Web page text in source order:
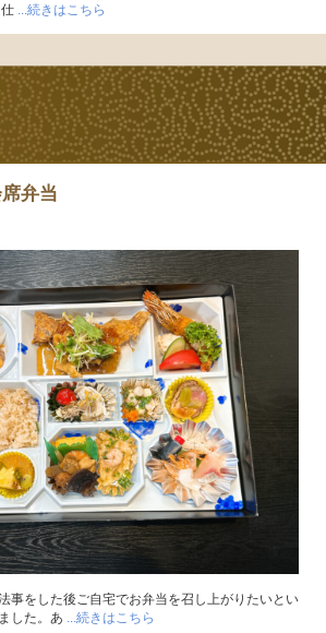
...続きはこちら
弁当
事をした後ご自宅でお弁当を召し上がりたいとい
した。あ ...続きはこちら